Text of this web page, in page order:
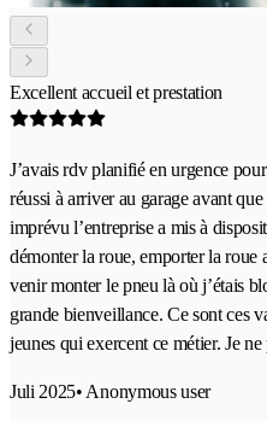
Excellent accueil et prestation
J’avais rdv planifié en urgence
réussi à arriver au garage avant
imprévu l’entreprise a mis à
démonter la roue, emporter la roue
venir monter le pneu là où j’étais
grande bienveillance. Ce sont ces
jeunes qui exercent ce métier. Je
Juli 2025• Anonymous user